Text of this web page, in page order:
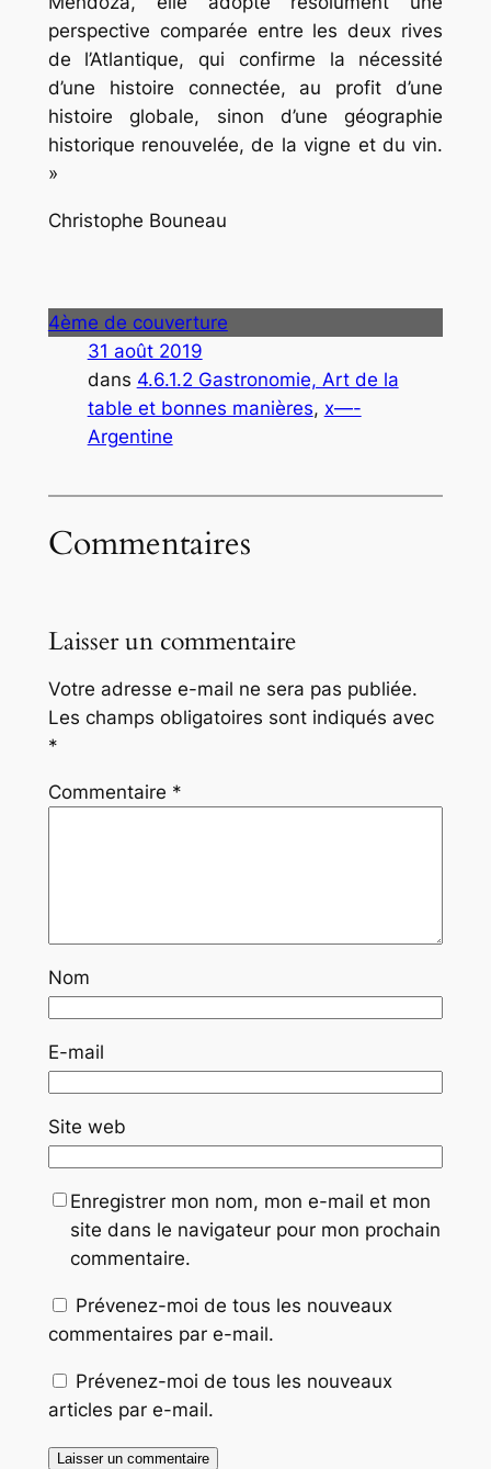
perspective comparée entre les deux rives
de l’Atlantique, qui confirme la nécessité
d’une histoire connectée, au profit d’une
histoire globale, sinon d’une géographie
historique renouvelée, de la vigne et du vin.
»
Christophe Bouneau
4ème de couverture
31 août 2019
dans 4.6.1.2 Gastronomie, Art de la
table et bonnes manières, x—-
Argentine
Commentaires
Laisser un commentaire
Votre adresse e-mail ne sera pas publiée.
Les champs obligatoires sont indiqués avec
*
Commentaire *
Nom
E-mail
Site web
Enregistrer mon nom, mon e-mail et mon
site dans le navigateur pour mon prochain
commentaire.
Prévenez-moi de tous les nouveaux
commentaires par e-mail.
Prévenez-moi de tous les nouveaux
articles par e-mail.